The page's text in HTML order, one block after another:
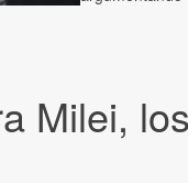
Milei, los